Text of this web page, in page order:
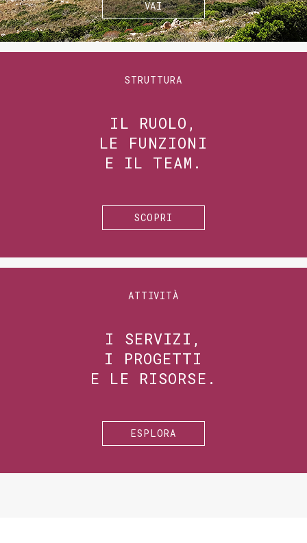
VAI
STRUTTURA
IL RUOLO,
LE FUNZIONI
E IL TEAM.
SCOPRI
ATTIVITÀ
I SERVIZI,
I PROGETTI
E LE RISORSE.
ESPLORA